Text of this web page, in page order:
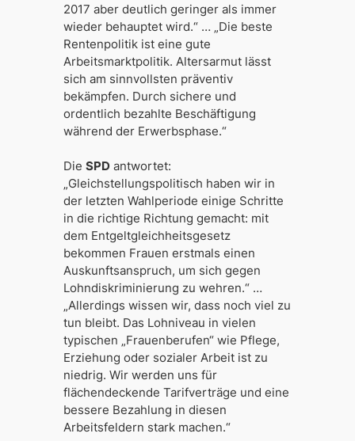
2017 aber deutlich geringer als immer
wieder behauptet wird.“ … „Die beste
Rentenpolitik ist eine gute
Arbeitsmarktpolitik. Altersarmut lässt
sich am sinnvollsten präventiv
bekämpfen. Durch sichere und
ordentlich bezahlte Beschäftigung
während der Erwerbsphase.“
Die SPDantwortet:
„Gleichstellungspolitisch haben wir in
der letzten Wahlperiode einige Schritte
in die richtige Richtung gemacht: mit
dem Entgeltgleichheitsgesetz
bekommen Frauen erstmals einen
Auskunftsanspruch, um sich gegen
Lohndiskriminierung zu wehren.“ …
„Allerdings wissen wir, dass noch viel zu
tun bleibt. Das Lohniveau in vielen
typischen „Frauenberufen“ wie Pflege,
Erziehung oder sozialer Arbeit ist zu
niedrig. Wir werden uns für
flächendeckende Tarifverträge und eine
bessere Bezahlung in diesen
Arbeitsfeldern stark machen.“